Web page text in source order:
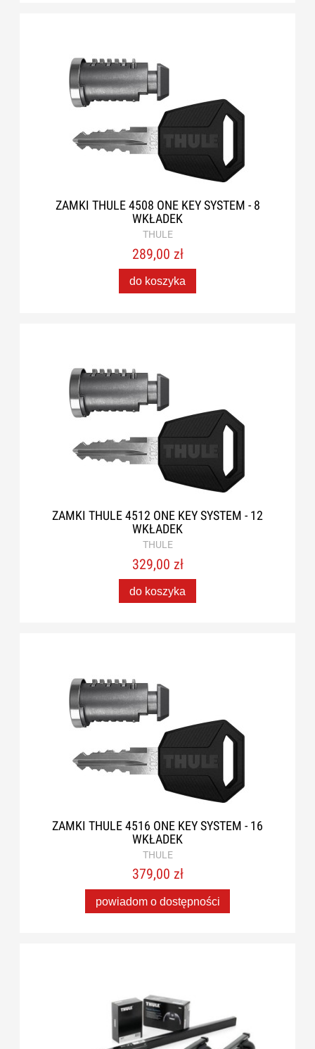
ZAMKI THULE 4508 ONE KEY SYSTEM - 8
WKŁADEK
THULE
289,00 zł
do koszyka
ZAMKI THULE 4512 ONE KEY SYSTEM - 12
WKŁADEK
THULE
329,00 zł
do koszyka
ZAMKI THULE 4516 ONE KEY SYSTEM - 16
WKŁADEK
THULE
379,00 zł
powiadom o dostępności